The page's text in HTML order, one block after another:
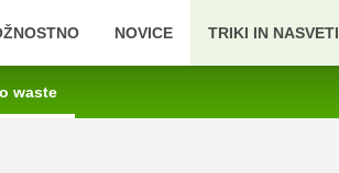
NOVICE TRIKI IN NASVETI
waste